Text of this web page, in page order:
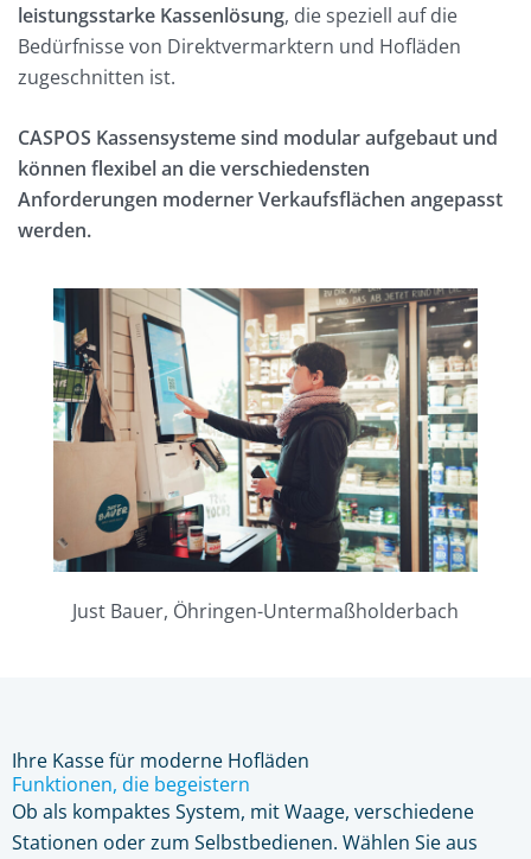
leistungsstarke Kassenlösung, die speziell auf die
Bedürfnisse von Direktvermarktern und Hofläden
zugeschnitten ist.
CASPOS Kassensysteme sind modular aufgebaut und
können flexibel an die verschiedensten
Anforderungen moderner Verkaufsflächen angepasst
werden.
Just Bauer, Öhringen-Untermaßholderbach
Ihre Kasse für moderne Hofläden
Funktionen, die begeistern
Ob als kompaktes System, mit Waage, verschiedene
Stationen oder zum Selbstbedienen. Wählen Sie aus